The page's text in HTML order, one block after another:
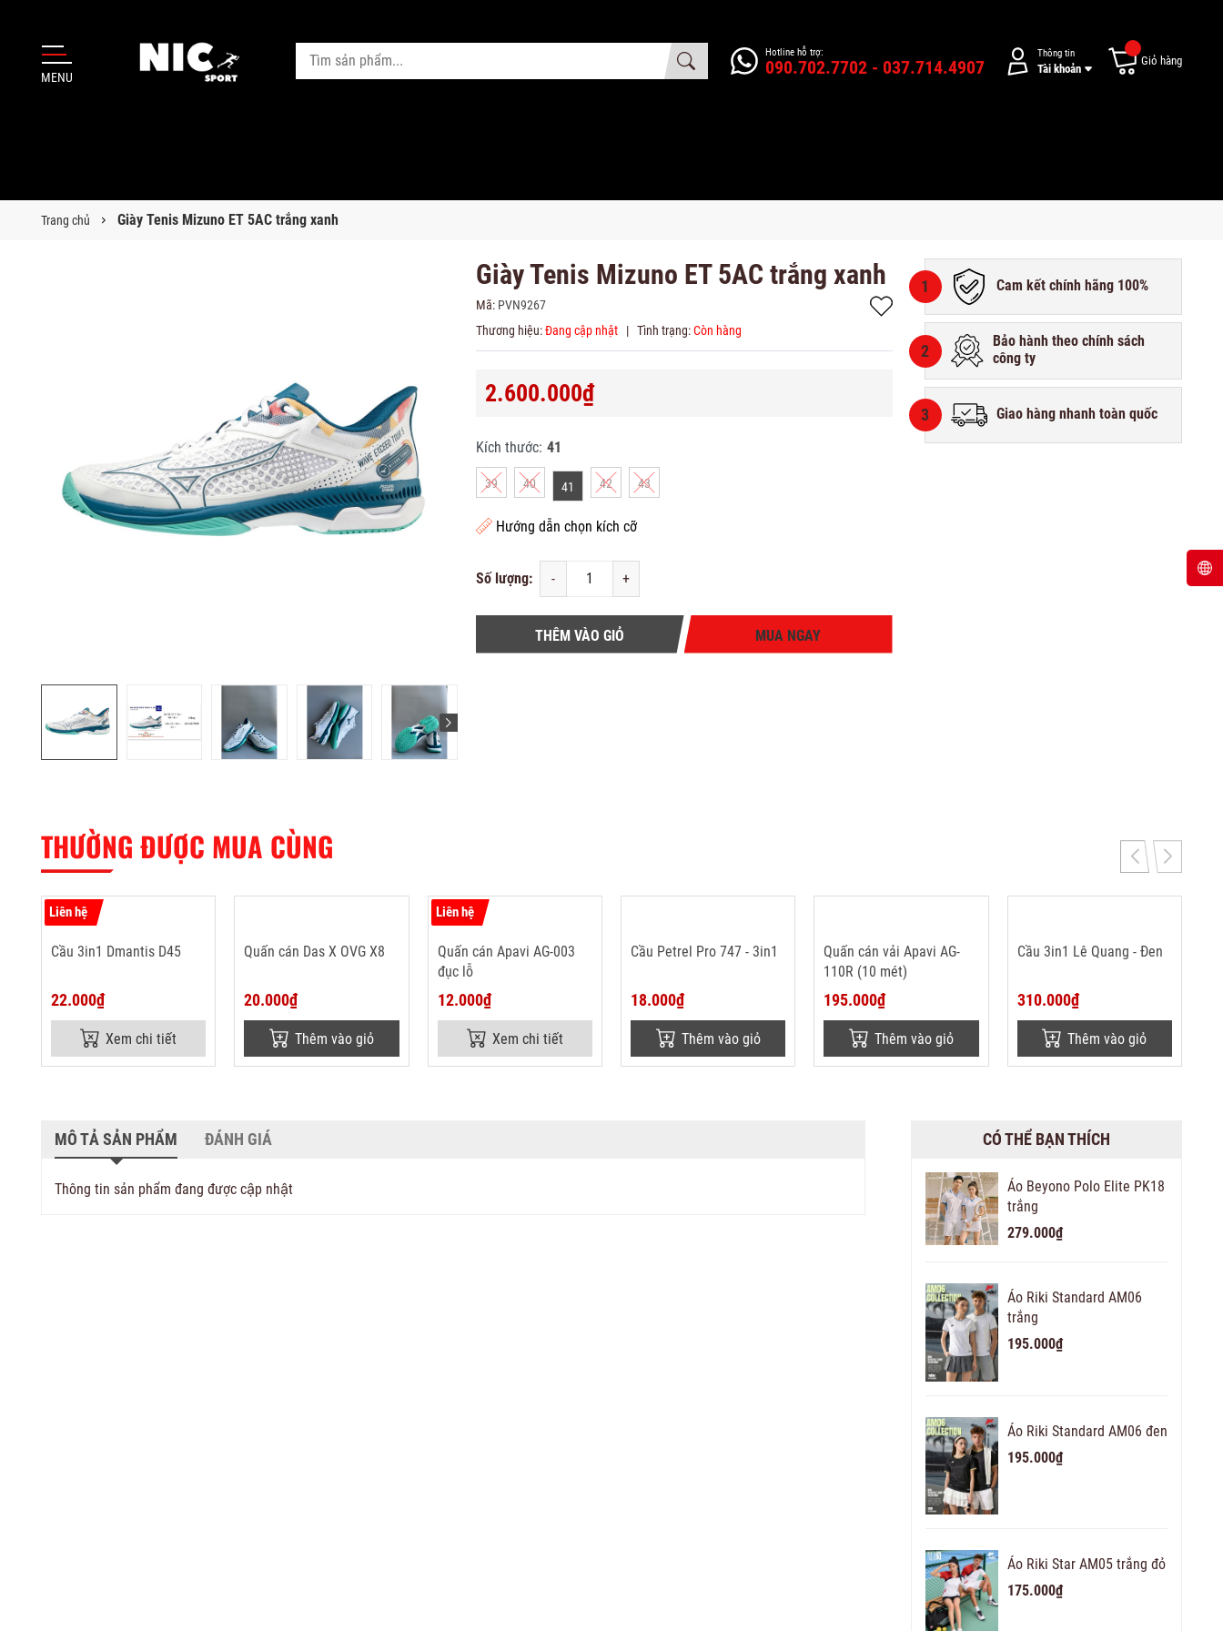
MENU
Hotline hỗ trợ:
090.702.7702 - 037.714.4907
Thông tin
Tài khoản
Giỏ hàng
Trang chủ Giày Tenis Mizuno ET 5AC trắng xanh
Giày Tenis Mizuno ET 5AC trắng xanh
Mã: PVN9267
Thương hiệu: Đang cập nhật | Tình trạng: Còn hàng
2.600.000₫
Kích thước: 41
39 40 41 42 43
Hướng dẫn chọn kích cỡ
Số lượng: - +
THÊM VÀO GIỎ MUA NGAY
1 Cam kết chính hãng 100%
2
Bảo hành theo chính sách
công ty
3 Giao hàng nhanh toàn quốc
THƯỜNG ĐƯỢC MUA CÙNG
Liên hệ
Cầu 3in1 Dmantis D45
22.000₫
Xem chi tiết
Quấn cán Das X OVG X8
20.000₫
Thêm vào giỏ
Liên hệ
Quấn cán Apavi AG-003
đục lỗ
12.000₫
Xem chi tiết
Cầu Petrel Pro 747 - 3in1
18.000₫
Thêm vào giỏ
Quấn cán vải Apavi AG-
110R (10 mét)
195.000₫
Thêm vào giỏ
Cầu 3in1 Lê Quang - Đen
310.000₫
Thêm vào giỏ
MÔ TẢ SẢN PHẨM ĐÁNH GIÁ
Thông tin sản phẩm đang được cập nhật
CÓ THỂ BẠN THÍCH
Áo Beyono Polo Elite PK18
trắng
279.000₫
Áo Riki Standard AM06
trắng
195.000₫
Áo Riki Standard AM06 đen
195.000₫
Áo Riki Star AM05 trắng đỏ
175.000₫